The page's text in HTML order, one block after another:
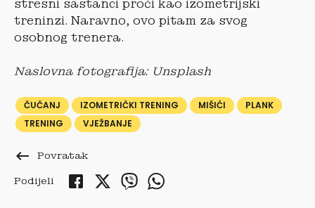
stresni sastanci proći kao izometrijski
treninzi. Naravno, ovo pitam za svog
osobnog trenera.
Naslovna fotografija: Unsplash
ČUČANJ IZOMETRIČKI TRENING MIŠIĆI
PLANK
TRENING
VJEŽBANJE
keyboard_backspace Povratak
Podijeli